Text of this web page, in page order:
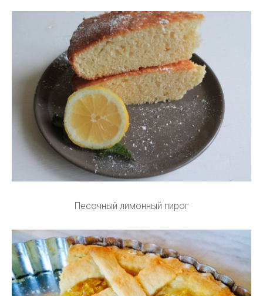
Песочный лимонный пирог